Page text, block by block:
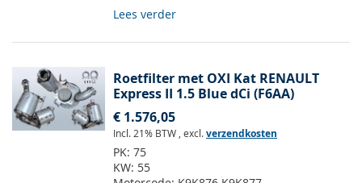
Lees verder
Roetfilter met OXI Kat RENAULT
Express II 1.5 Blue dCi (F6AA)
€ 1.576,05
Incl. 21% BTW , excl.verzendkosten
PK: 75
KW: 55